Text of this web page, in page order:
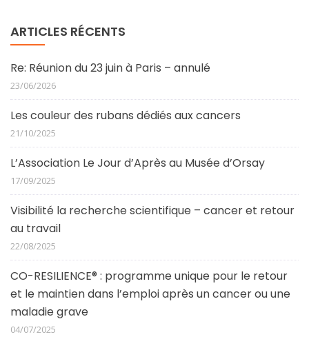
ARTICLES RÉCENTS
Re: Réunion du 23 juin à Paris – annulé
23/06/2026
Les couleur des rubans dédiés aux cancers
21/10/2025
L’Association Le Jour d’Après au Musée d’Orsay
17/09/2025
Visibilité la recherche scientifique – cancer et retour
au travail
22/08/2025
CO-RESILIENCE® : programme unique pour le retour
et le maintien dans l’emploi après un cancer ou une
maladie grave
04/07/2025